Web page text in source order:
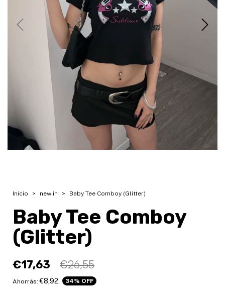
Inicio > new in > Baby Tee Comboy (Glitter)
Baby Tee Comboy
(Glitter)
€17,63 €26,55
Ahorrás: €8,92 34% OFF